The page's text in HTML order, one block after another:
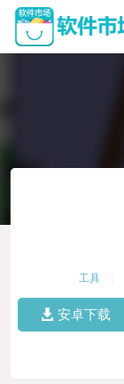
工具
安卓下载